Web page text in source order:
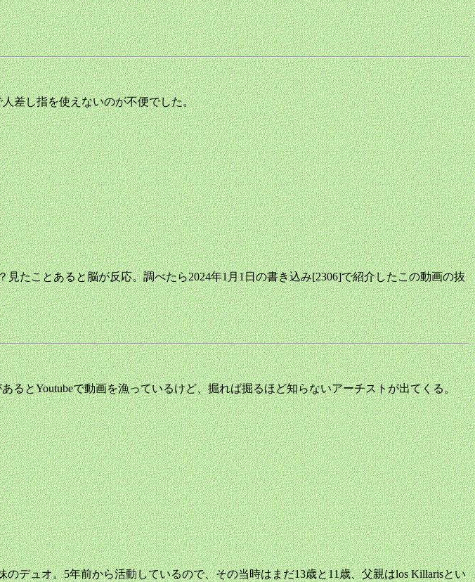
差し指を使えないのが不便でした。
たことあると脳が反応。調べたら2024年1月1日の書き込み[2306]で紹介したこの動画の抜
とYoutubeで動画を漁っているけど、掘れば掘るほど知らないアーチストが出てくる。
デュオ。5年前から活動しているので、その当時はまだ13歳と11歳、父親はlos Killarisとい